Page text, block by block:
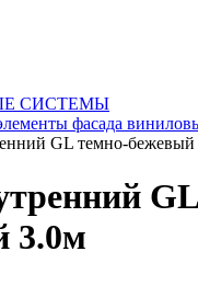
СИСТЕМЫ
фасада
GL темно-
3.0м